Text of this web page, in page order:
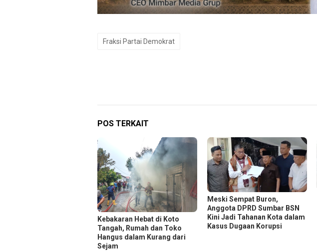
Fraksi Partai Demokrat
POS TERKAIT
Kebakaran Hebat di Koto
Tangah, Rumah dan Toko
Hangus dalam Kurang dari
Sejam
Meski Sempat Buron,
Anggota DPRD Sumbar BSN
Kini Jadi Tahanan Kota dalam
Kasus Dugaan Korupsi